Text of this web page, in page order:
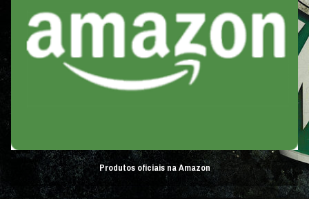
Produtos oficiais na Amazon